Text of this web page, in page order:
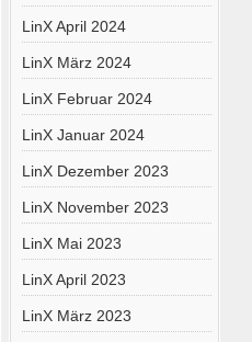
LinX April 2024
LinX März 2024
LinX Februar 2024
LinX Januar 2024
LinX Dezember 2023
LinX November 2023
LinX Mai 2023
LinX April 2023
LinX März 2023